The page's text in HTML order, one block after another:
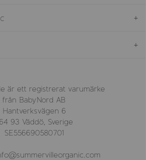
är ett registrerat varumärke
från BabyNord AB
Hantverksvägen 6
93 Väddö, Sverige
SE556690580701